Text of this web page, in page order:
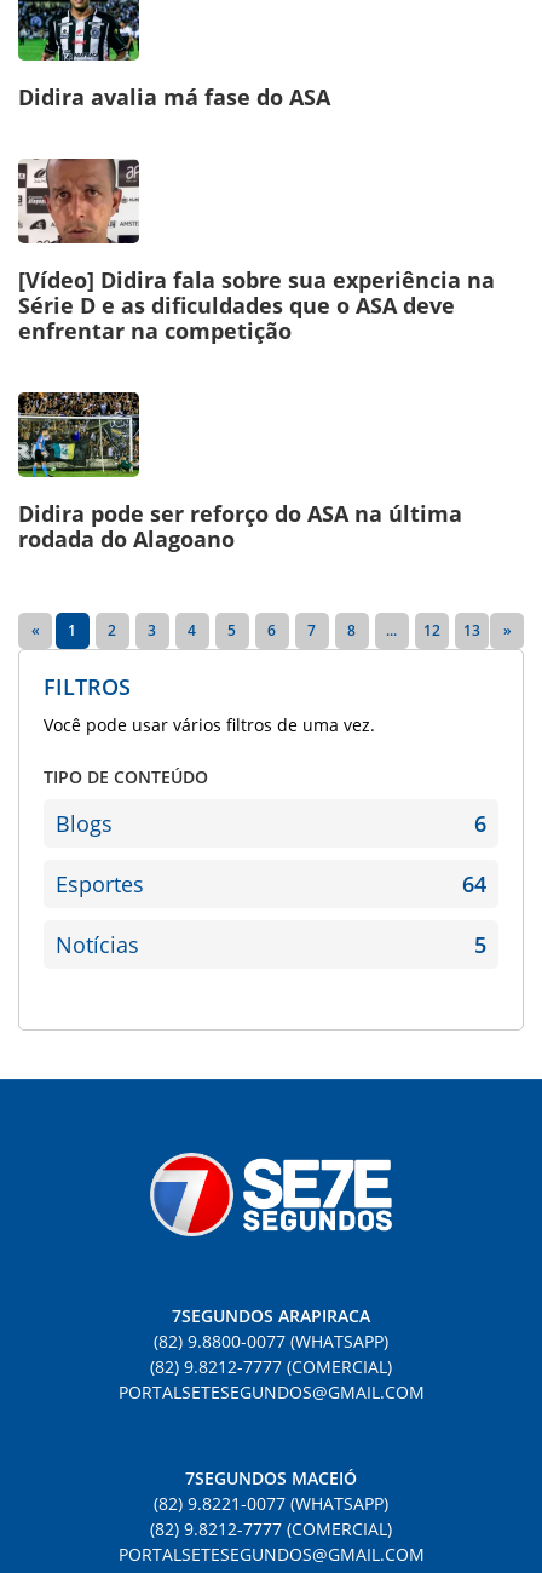
Didira avalia má fase do ASA
[Vídeo] Didira fala sobre sua experiência na
Série D e as dificuldades que o ASA deve
enfrentar na competição
Didira pode ser reforço do ASA na última
rodada do Alagoano
« 1 2 3 4 5 6 7 8 ... 12 13 »
FILTROS
Você pode usar vários filtros de uma vez.
TIPO DE CONTEÚDO
Blogs 6
Esportes 64
Notícias 5
7SEGUNDOS ARAPIRACA
(82) 9.8800-0077 (WHATSAPP)
(82) 9.8212-7777 (COMERCIAL)
PORTALSETESEGUNDOS@GMAIL.COM
7SEGUNDOS MACEIÓ
(82) 9.8221-0077 (WHATSAPP)
(82) 9.8212-7777 (COMERCIAL)
PORTALSETESEGUNDOS@GMAIL.COM